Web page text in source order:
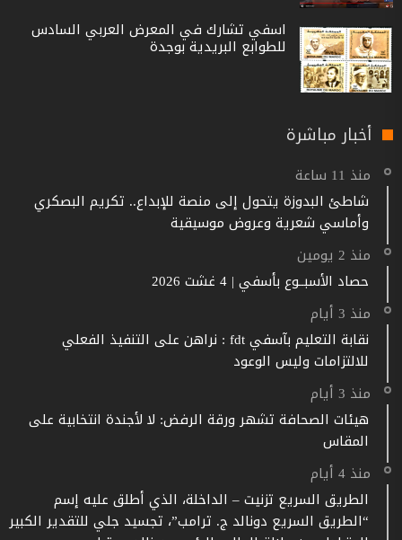
اسفي تشارك في المعرض العربي السادس
للطوابع البريدية بوجدة
أخبار مباشرة
منذ 11 ساعة
شاطئ البدوزة يتحول إلى منصة للإبداع.. تكريم البصكري
وأماسي شعرية وعروض موسيقية
منذ 2 يومين
حصاد الأسبــوع بأسفي | 4 غشت 2026
منذ 3 أيام
نقابة التعليم بآسفي fdt : نراهن على التنفيذ الفعلي
للالتزامات وليس الوعود
منذ 3 أيام
هيئات الصحافة تشهر ورقة الرفض: لا لأجندة انتخابية على
المقاس
منذ 4 أيام
الطريق السريع تزنيت – الداخلة، الذي أطلق عليه إسم
“الطريق السريع دونالد ج. ترامب”، تجسيد جلي للتقدير الكبير